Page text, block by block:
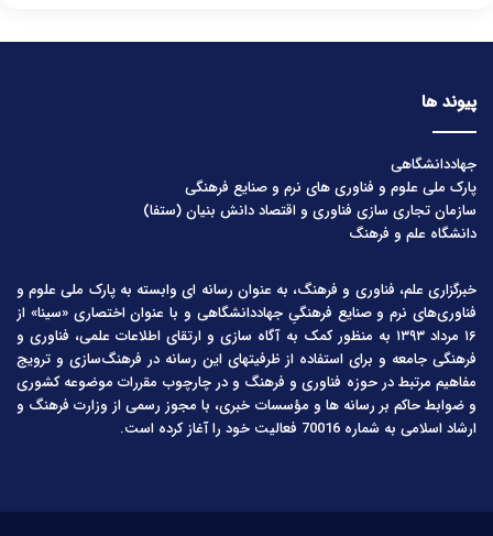
پیوند ها
جهاددانشگاهی
پارک ملی علوم و فناوری های نرم و صنایع فرهنگی
سازمان تجاری سازی فناوری و اقتصاد دانش بنیان (ستفا)
دانشگاه علم و فرهنگ
خبرگزاری علم، فناوری و فرهنگ، به عنوان رسانه ای وابسته به پارک ملی علوم و
فناوری‌های نرم و صنایع فرهنگیِ جهاددانشگاهی و با عنوان اختصاری «سینا» از
۱۶ مرداد ۱۳۹۳ به منظور کمک به آگاه سازی و ارتقای اطلاعات علمی، فناوری و
فرهنگی جامعه و برای استفاده از ظرفیتهای این رسانه در فرهنگ‌سازی و ترویج
مفاهیم مرتبط در حوزه فناوری و فرهنگ و در چارچوب مقررات موضوعه کشوری
و ضوابط حاکم بر رسانه ها و مؤسسات خبری، با مجوز رسمی از وزارت فرهنگ و
ارشاد اسلامی به شماره 70016 فعالیت خود را آغاز کرده است.